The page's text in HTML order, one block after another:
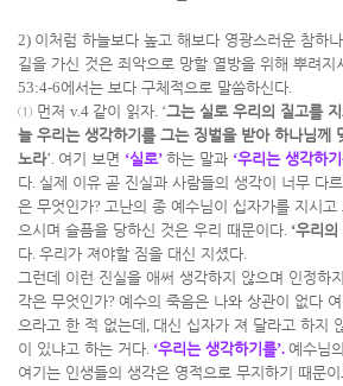
2) 이처럼 하늘보다 높고 해보다 영광스러운 참하
길을 가신 것은 죄악으로 망할 열방을 위해 뿌려지
53:4-6에서는 보다 구체적으로 말씀하신다.
① 먼저 v.4 같이 읽자. ‘그는 실로 우리의 질고를
늘 우리는 생각하기를 그는 징벌을 받아 하나님께
노라’. 여기 보면 ‘실로’ 하는 말과 ‘우리는 생각하
다. 실제 이유 곧 진실과 사람들의 생각이 너무 다
은 무엇인가? 고난의 종 예수님이 십자가를 지시
으시며 슬픔을 당하신 것은 우리 때문이다. ‘우리의
다. 우리가 져야할 짐을 대신 지셨다.
그런데 이런 진실을 애써 생각하지 않으며 인정하
각은 무엇인가? 예수의 죽음은 나와 상관이 없다
으라고 한 적 없는데 , 대신 십자가 져 달라고 하지
이 있냐고 하는 거다. ‘우리는 생각하기를’. 예수님
여기는 인생들의 생각은 영적으로 무지하기 때문